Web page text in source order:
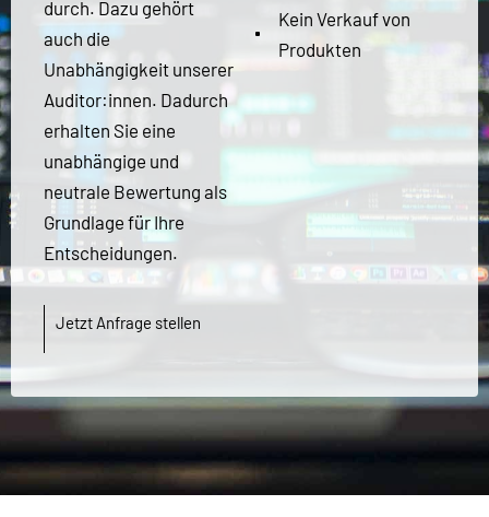
durch. Dazu gehört
auch die
Unabhängigkeit unserer
Auditor:innen. Dadurch
erhalten Sie eine
unabhängige und
neutrale Bewertung als
Grundlage für Ihre
Entscheidungen.
Jetzt Anfrage stellen
Kein Verkauf von
Produkten